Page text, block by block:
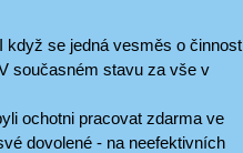
když se jedná vesměs o činnost
současném stavu za vše v
ochotni pracovat zdarma ve
dovolené - na neefektivních